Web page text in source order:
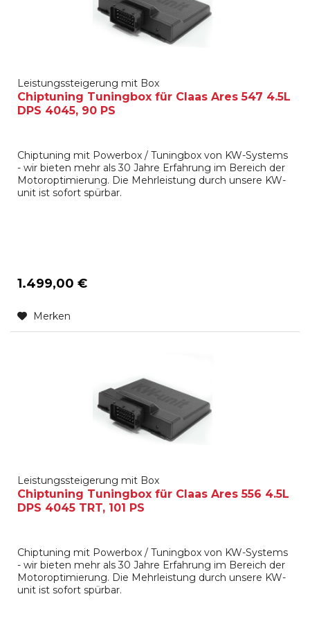
Leistungssteigerung mit Box
Chiptuning Tuningbox für Claas Ares 547 4.5L
DPS 4045, 90 PS
Chiptuning mit Powerbox / Tuningbox von KW-Systems
- wir bieten mehr als 30 Jahre Erfahrung im Bereich der
Motoroptimierung. Die Mehrleistung durch unsere KW-
unit ist sofort spürbar.
1.499,00 €
Merken
Leistungssteigerung mit Box
Chiptuning Tuningbox für Claas Ares 556 4.5L
DPS 4045 TRT, 101 PS
Chiptuning mit Powerbox / Tuningbox von KW-Systems
- wir bieten mehr als 30 Jahre Erfahrung im Bereich der
Motoroptimierung. Die Mehrleistung durch unsere KW-
unit ist sofort spürbar.